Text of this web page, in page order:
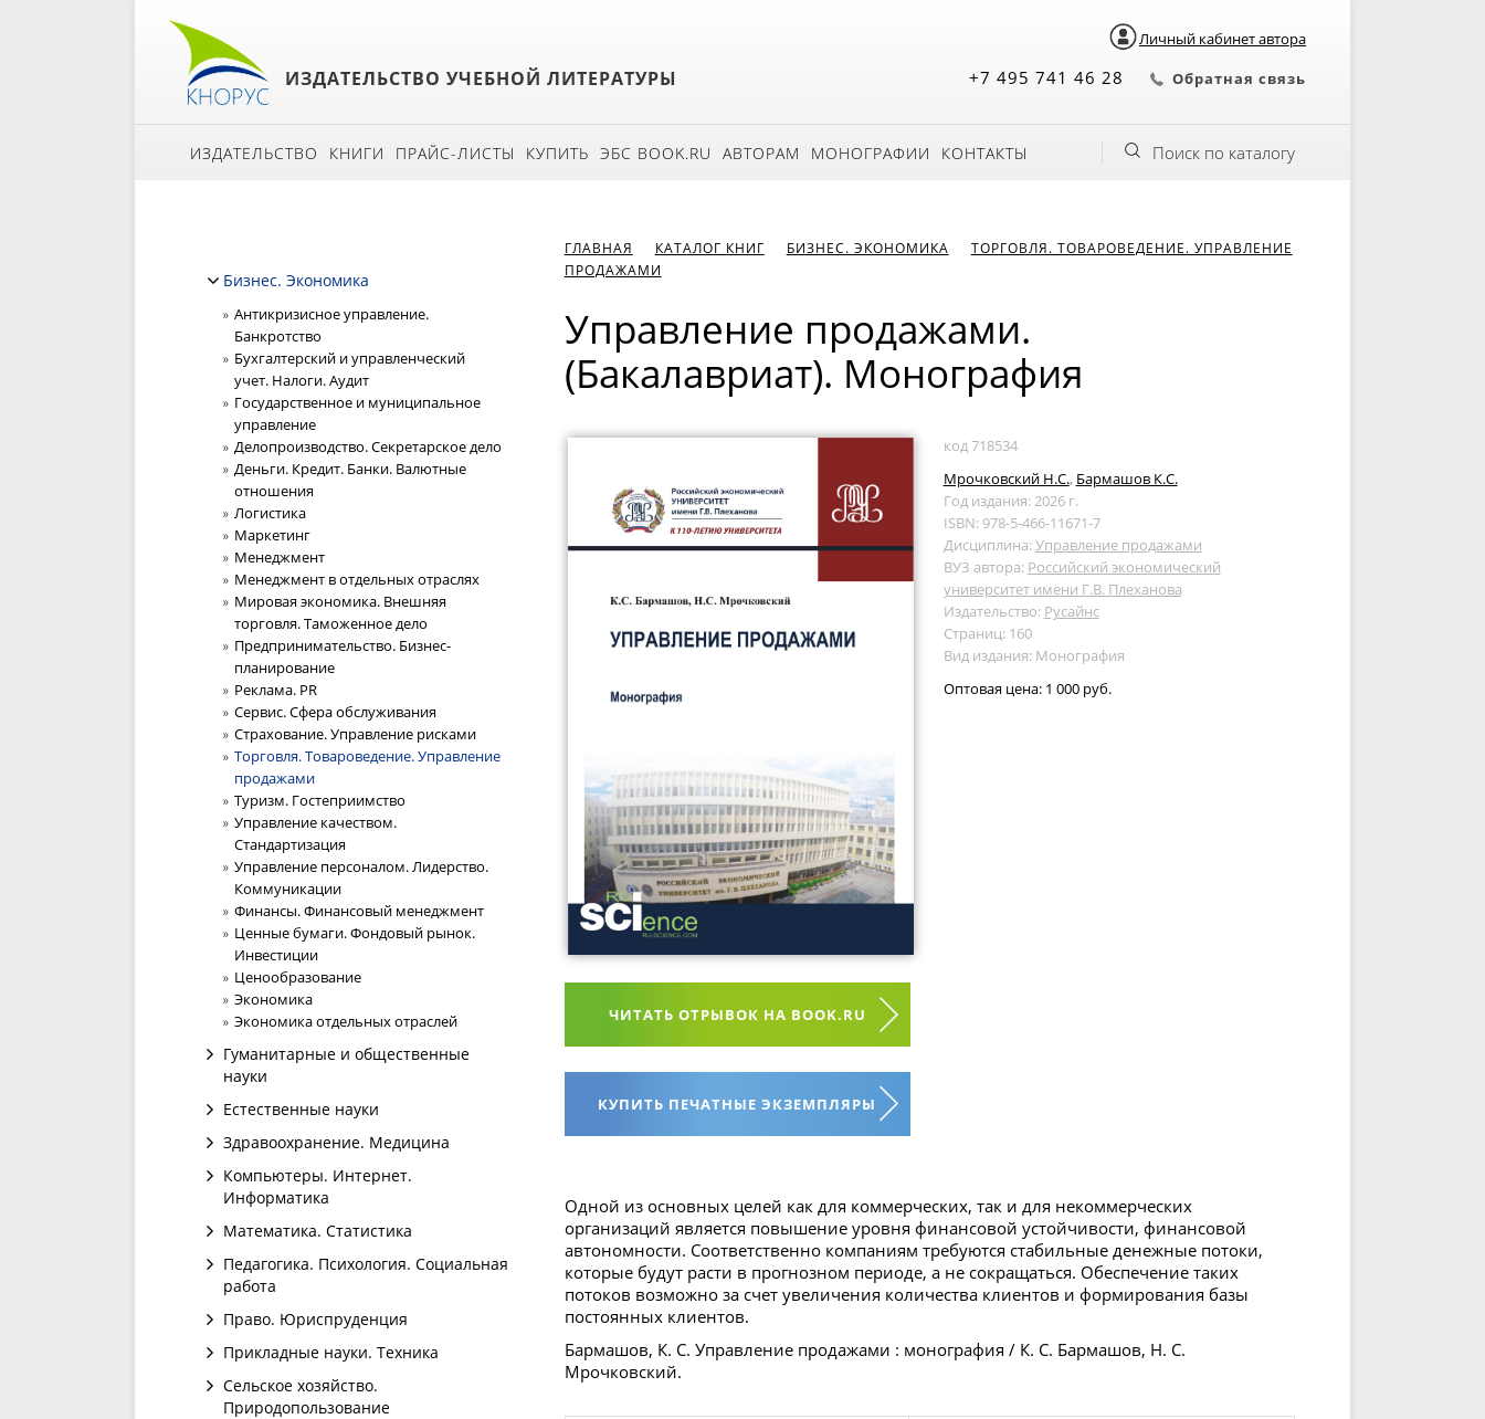
Личный кабинет автора
ИЗДАТЕЛЬСТВО УЧЕБНОЙ ЛИТЕРАТУРЫ +7 495 741 46 28 Обратная связь
ИЗДАТЕЛЬСТВО КНИГИ ПРАЙС-ЛИСТЫ КУПИТЬ ЭБС BOOK.RU АВТОРАМ МОНОГРАФИИ КОНТАКТЫ Поиск по каталогу
Бизнес. Экономика
Антикризисное управление.
Банкротство
Бухгалтерский и управленческий
учет. Налоги. Аудит
Государственное и муниципальное
управление
Делопроизводство. Секретарское дело
Деньги. Кредит. Банки. Валютные
отношения
Логистика
Маркетинг
Менеджмент
Менеджмент в отдельных отраслях
Мировая экономика. Внешняя
торговля. Таможенное дело
Предпринимательство. Бизнес-
планирование
Реклама. PR
Сервис. Сфера обслуживания
Страхование. Управление рисками
Торговля. Товароведение. Управление
продажами
Туризм. Гостеприимство
Управление качеством.
Стандартизация
Управление персоналом. Лидерство.
Коммуникации
Финансы. Финансовый менеджмент
Ценные бумаги. Фондовый рынок.
Инвестиции
Ценообразование
Экономика
Экономика отдельных отраслей
Гуманитарные и общественные
науки
Естественные науки
Здравоохранение. Медицина
Компьютеры. Интернет.
Информатика
Математика. Статистика
Педагогика. Психология. Социальная
работа
Право. Юриспруденция
Прикладные науки. Техника
Сельское хозяйство.
Природопользование
ГЛАВНАЯ КАТАЛОГ КНИГ БИЗНЕС. ЭКОНОМИКА
ТОРГОВЛЯ. ТОВАРОВЕДЕНИЕ. УПРАВЛЕНИЕ
ПРОДАЖАМИ
Управление продажами.
(Бакалавриат). Монография
ЧИТАТЬ ОТРЫВОК НА BOOK.RU
КУПИТЬ ПЕЧАТНЫЕ ЭКЗЕМПЛЯРЫ
код 718534
Мрочковский Н.С., Бармашов К.С.
Год издания: 2026 г.
ISBN: 978-5-466-11671-7
Дисциплина:Управление продажами
ВУЗ автора: Российский экономический
университет имени Г.В. Плеханова
Издательство: Русайнс
Страниц: 160
Вид издания: Монография
Оптовая цена: 1 000 руб.
Одной из основных целей как для коммерческих, так и для некоммерческих
организаций является повышение уровня финансовой устойчивости, финансовой
автономности. Соответственно компаниям требуются стабильные денежные потоки,
которые будут расти в прогнозном периоде, а не сокращаться. Обеспечение таких
потоков возможно за счет увеличения количества клиентов и формирования базы
постоянных клиентов.
Бармашов, К. С. Управление продажами : монография / К. С. Бармашов, Н. С.
Мрочковский.